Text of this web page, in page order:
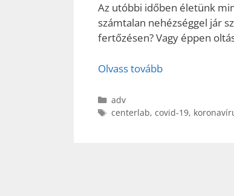
Az utóbbi időben életünk
számtalan nehézséggel jár
fertőzésen? Vagy éppen
Olvass tovább
Kategória
adv
Címkék
centerlab, covid-19,